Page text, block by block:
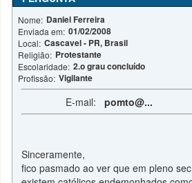
Nome: Daniel Ferreira
Enviada em: 01/02/2008
Local: Cascavel - PR, Brasil
Religião: Protestante
Escolaridade: 2.o grau concluído
Profissão: Vigilante
E-mail:pomto@...
Sinceramente,
fico pasmado ao ver que em pleno